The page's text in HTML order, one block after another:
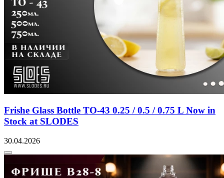
Frishe Glass Bottle TO-43 0.25 / 0.5 / 0.75 L Now in
Stock at SLODES
30.04.2026